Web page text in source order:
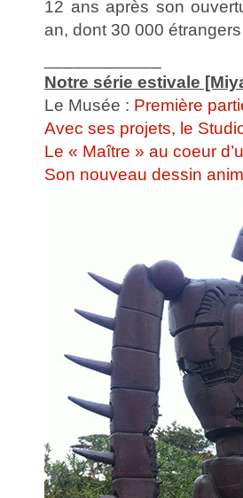
12 ans après son
an, dont 30 000
Notre série estivale
Le Musée : Première
Avec ses projets, le
Le « Maître » au coeur
Son nouveau dessin